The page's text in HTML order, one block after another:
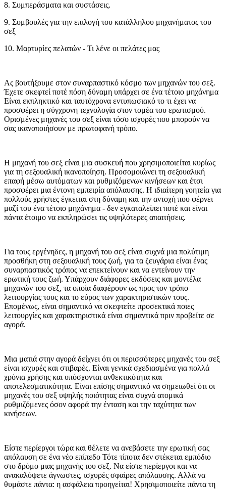
8. Συμπεράσματα και συστάσεις.
9. Συμβουλές για την επιλογή του κατάλληλου μηχανήματος του
σεξ
10. Μαρτυρίες πελατών - Τι λένε οι πελάτες μας
Ας βουτήξουμε στον συναρπαστικό κόσμο των μηχανών του σεξ.
Έχετε σκεφτεί ποτέ πόση δύναμη υπάρχει σε ένα τέτοιο μηχάνημα
Είναι εκπληκτικό και ταυτόχρονα εντυπωσιακό το τι έχει να
προσφέρει η σύγχρονη τεχνολογία στον τομέα του ερωτισμού.
Ορισμένες μηχανές του σεξ είναι τόσο ισχυρές που μπορούν να
σας ικανοποιήσουν με πρωτοφανή τρόπο.
Η μηχανή του σεξ είναι μια συσκευή που χρησιμοποιείται κυρίως
για τη σεξουαλική ικανοποίηση. Προσομοιώνει τη σεξουαλική
επαφή μέσω αυτόματων και ρυθμιζόμενων κινήσεων και έτσι
προσφέρει μια έντονη εμπειρία απόλαυσης. Η ιδιαίτερη γοητεία για
πολλούς χρήστες έγκειται στη δύναμη και την αντοχή που φέρνει
μαζί του ένα τέτοιο μηχάνημα - δεν εγκαταλείπει ποτέ και είναι
πάντα έτοιμο να εκπληρώσει τις υψηλότερες απαιτήσεις.
Για τους εργένηδες, η μηχανή του σεξ είναι συχνά μια πολύτιμη
προσθήκη στη σεξουαλική τους ζωή, για τα ζευγάρια είναι ένας
συναρπαστικός τρόπος να επεκτείνουν και να εντείνουν την
ερωτική τους ζωή. Υπάρχουν διάφορες εκδόσεις και μοντέλα
μηχανών του σεξ, τα οποία διαφέρουν ως προς τον τρόπο
λειτουργίας τους και το εύρος των χαρακτηριστικών τους.
Επομένως, είναι σημαντικό να σκεφτείτε προσεκτικά ποιες
λειτουργίες και χαρακτηριστικά είναι σημαντικά πριν προβείτε σε
αγορά.
Μια ματιά στην αγορά δείχνει ότι οι περισσότερες μηχανές του σεξ
είναι ισχυρές και στιβαρές. Είναι γενικά σχεδιασμένα για πολλά
χρόνια χρήσης και υπόσχονται ανθεκτικότητα και
αποτελεσματικότητα. Είναι επίσης σημαντικό να σημειωθεί ότι οι
μηχανές του σεξ υψηλής ποιότητας είναι συχνά ατομικά
ρυθμιζόμενες όσον αφορά την ένταση και την ταχύτητα των
κινήσεων.
Είστε περίεργοι τώρα και θέλετε να ανεβάσετε την ερωτική σας
απόλαυση σε ένα νέο επίπεδο Τότε τίποτα δεν στέκεται εμπόδιο
στο δρόμο μιας μηχανής του σεξ. Να είστε περίεργοι και να
ανακαλύψετε άγνωστες, ισχυρές σφαίρες απόλαυσης. Αλλά να
θυμάστε πάντα: η ασφάλεια προηγείται! Χρησιμοποιείτε πάντα τη